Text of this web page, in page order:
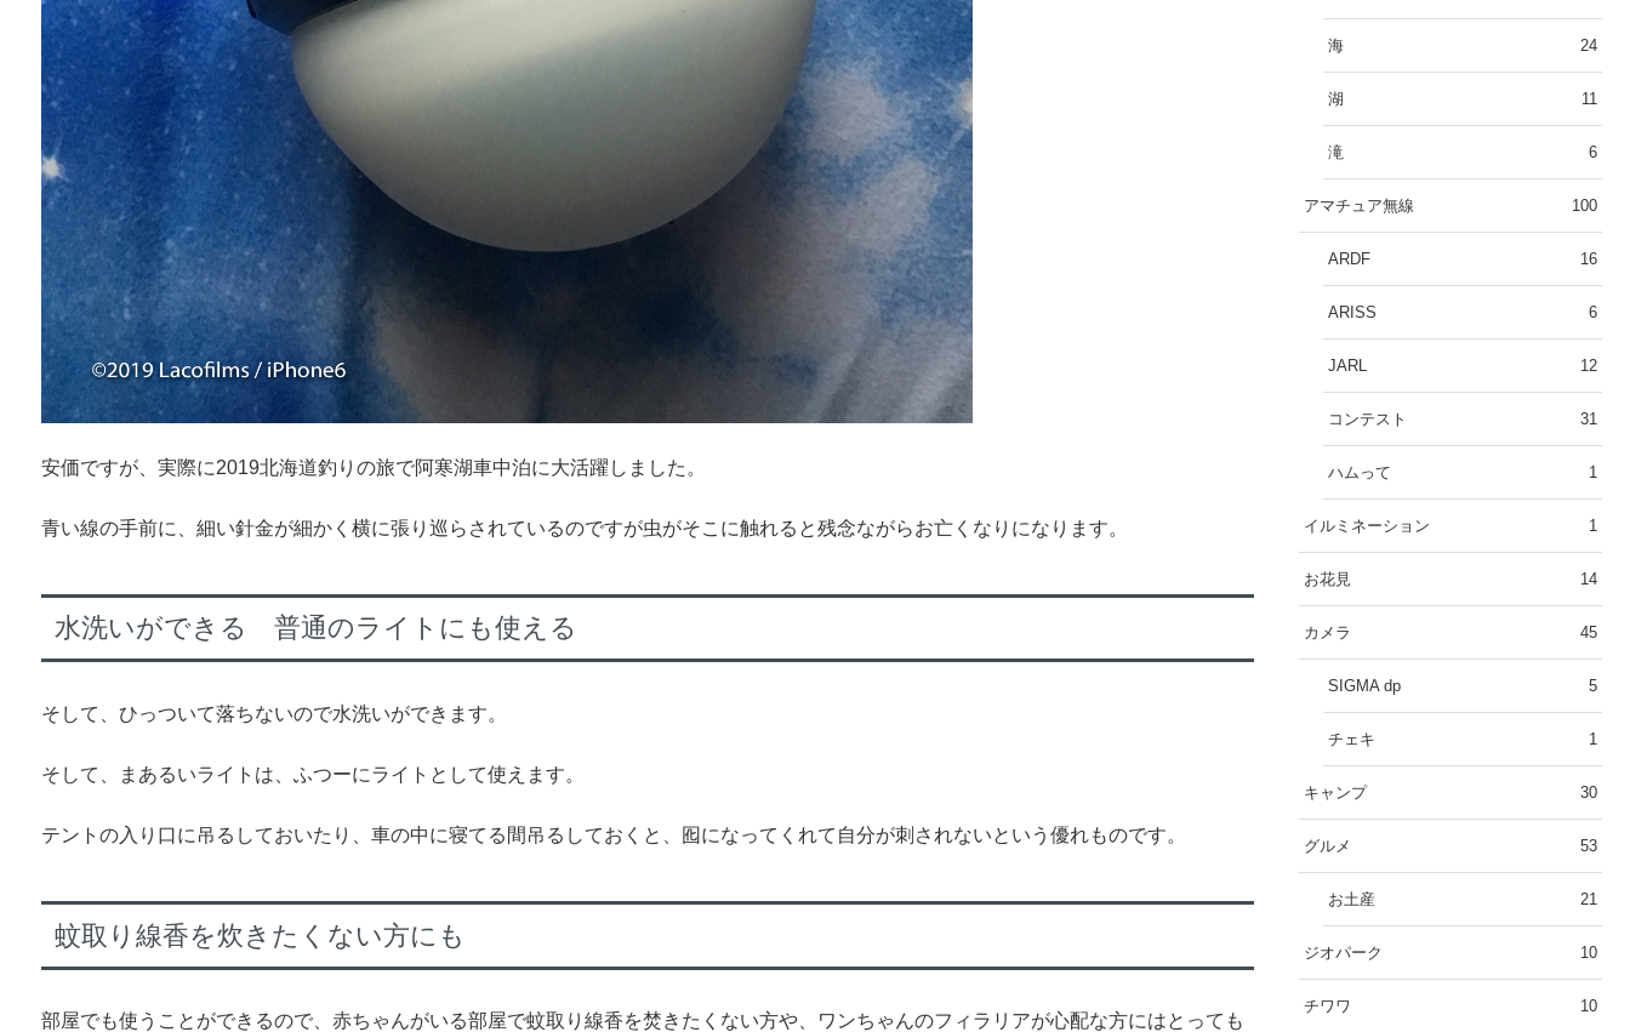
安価ですが、実際に2019北海道釣りの旅で阿寒湖車中泊に大活躍しました。
青い線の手前に、細い針金が細かく横に張り巡らされているのですが虫がそこに触れると残念ながらお亡くなりになります。
水洗いができる 普通のライトにも使える
そして、ひっついて落ちないので水洗いができます。
そして、まあるいライトは、ふつーにライトとして使えます。
テントの入り口に吊るしておいたり、車の中に寝てる間吊るしておくと、囮になってくれて自分が刺されないという優れものです。
蚊取り線香を炊きたくない方にも
部屋でも使うことができるので、赤ちゃんがいる部屋で蚊取り線香を焚きたくない方や、ワンちゃんのフィラリアが心配な方にはとっても
海 24
湖 11
滝 6
アマチュア無線 100
ARDF 16
ARISS 6
JARL 12
コンテスト 31
ハムって 1
イルミネーション 1
お花見 14
カメラ 45
SIGMA dp 5
チェキ 1
キャンプ 30
グルメ 53
お土産 21
ジオパーク 10
チワワ 10